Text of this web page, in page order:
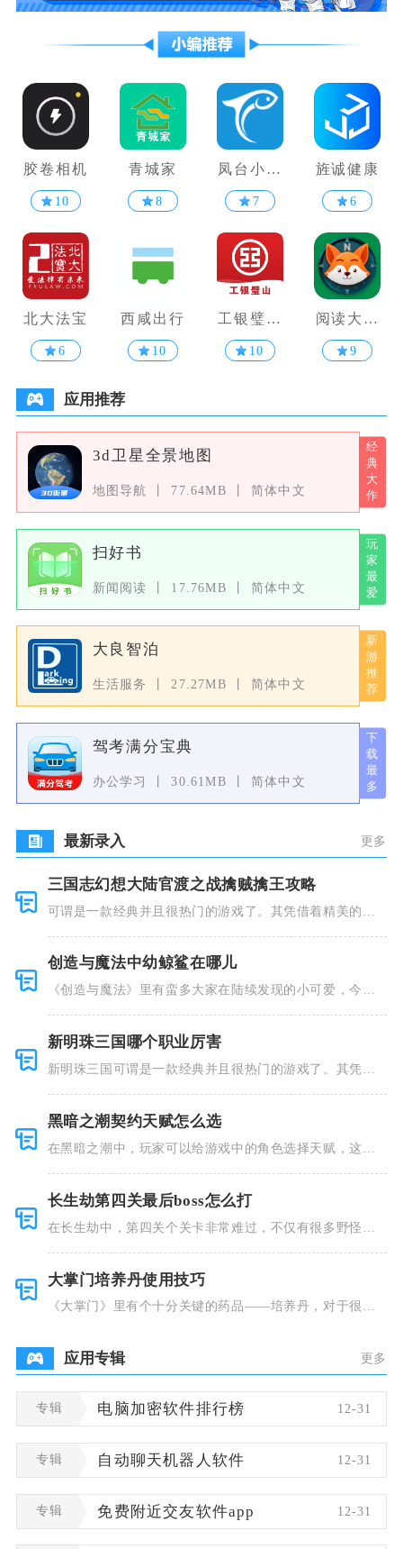
胶卷相机
10
青城家
8
凤台小鱼
网
7
旌诚健康
6
北大法宝
6
西咸出行
10
工银璧山
村镇
10
阅读大冒
险
9
应用推荐
3d卫星全景地图
地图导航 77.64MB 简体中文
扫好书
新闻阅读 17.76MB 简体中文
大良智泊
生活服务 27.27MB 简体中文
驾考满分宝典
办公学习 30.61MB 简体中文
最新录入 更多
三国志幻想大陆官渡之战擒贼擒王攻略
可谓是一款经典并且很热门的游戏了。其凭借着精美的画
创造与魔法中幼鲸鲨在哪儿
《创造与魔法》里有蛮多大家在陆续发现的小可爱，今天
新明珠三国哪个职业厉害
新明珠三国可谓是一款经典并且很热门的游戏了。其凭借
黑暗之潮契约天赋怎么选
在黑暗之潮中，玩家可以给游戏中的角色选择天赋，这些
长生劫第四关最后boss怎么打
在长生劫中，第四关个关卡非常难过，不仅有很多野怪，
大掌门培养丹使用技巧
《大掌门》里有个十分关键的药品——培养丹，对于很多
应用专辑 更多
专辑 电脑加密软件排行榜 12-31
专辑 自动聊天机器人软件 12-31
专辑 免费附近交友软件app 12-31